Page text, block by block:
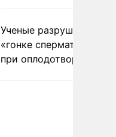
Ученые разрушили миф
«гонке
при оплодотворении